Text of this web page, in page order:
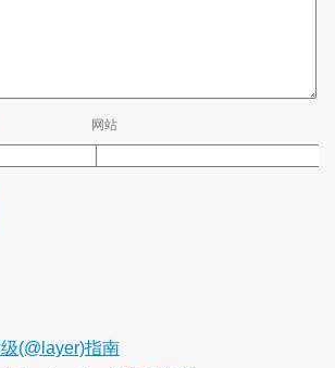
网站
(@layer)指南